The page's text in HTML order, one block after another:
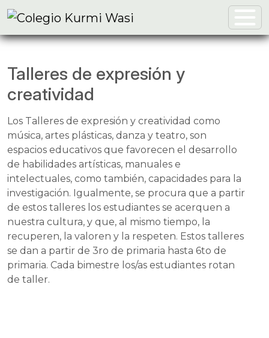
Talleres de expresión y
creatividad
Los Talleres de expresión y creatividad como
música, artes plásticas, danza y teatro, son
espacios educativos que favorecen el desarrollo
de habilidades artísticas, manuales e
intelectuales, como también, capacidades para la
investigación. Igualmente, se procura que a partir
de estos talleres los estudiantes se acerquen a
nuestra cultura, y que, al mismo tiempo, la
recuperen, la valoren y la respeten. Estos talleres
se dan a partir de 3ro de primaria hasta 6to de
primaria. Cada bimestre los/as estudiantes rotan
de taller.